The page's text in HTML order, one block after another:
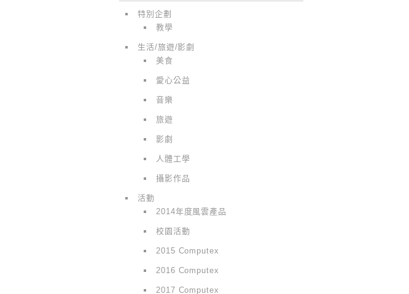
特別企劃
教學
生活/旅遊/影劇
美食
愛心公益
音樂
旅遊
影劇
人體工學
攝影作品
活動
2014年度風雲產品
校園活動
2015 Computex
2016 Computex
2017 Computex